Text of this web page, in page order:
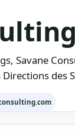
Savane